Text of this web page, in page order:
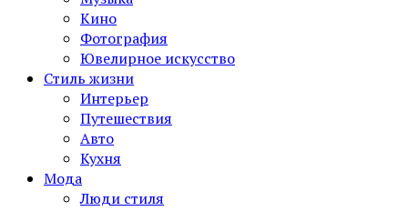
Кино
Фотография
Ювелирное искусство
Стиль жизни
Интерьер
Путешествия
Авто
Кухня
Мода
Люди стиля